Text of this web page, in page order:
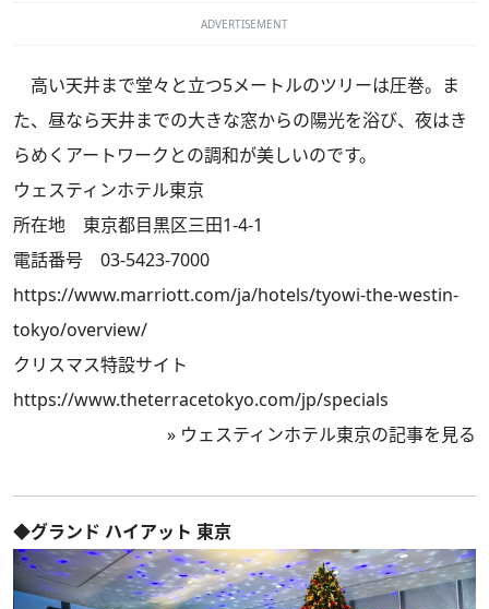
ADVERTISEMENT
高い天井まで堂々と立つ5メートルのツリーは圧巻。ま
た、昼なら天井までの大きな窓からの陽光を浴び、夜はき
らめくアートワークとの調和が美しいのです。
ウェスティンホテル東京
所在地 東京都目黒区三田1-4-1
電話番号 03-5423-7000
https://www.marriott.com/ja/hotels/tyowi-the-westin-
tokyo/overview/
クリスマス特設サイト
https://www.theterracetokyo.com/jp/specials
» ウェスティンホテル東京の記事を見る
◆グランド ハイアット 東京